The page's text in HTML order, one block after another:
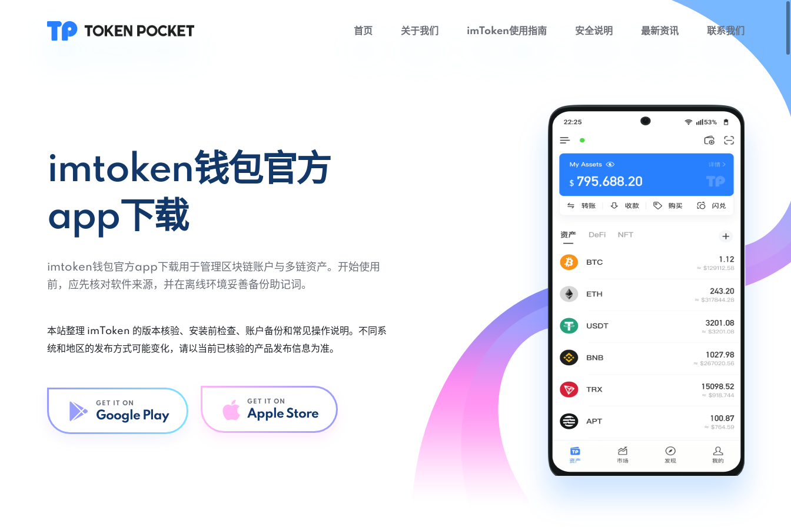
首页 关于我们 imToken使用指南 安全说明 最新资讯 联系我们
imtoken钱包官方
app下载
imtoken钱包官方app下载用于管理区块链账户与多链资产。开始使用
前，应先核对软件来源，并在离线环境妥善备份助记词。
本站整理 imToken 的版本核验、安装前检查、账户备份和常见操作说明。不同系
统和地区的发布方式可能变化，请以当前已核验的产品发布信息为准。
GET IT ON
Google Play
GET IT ON
Apple Store